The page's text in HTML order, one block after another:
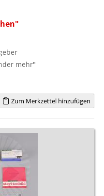
mehr"
Zum Merkzettel hinzufügen